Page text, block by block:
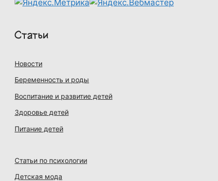
Статьи
Новости
Беременность и роды
Воспитание и развитие детей
Здоровье детей
Питание детей
Статьи по психологии
Детская мода